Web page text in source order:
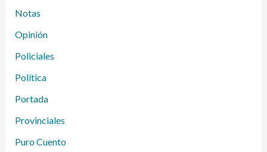
Notas
Opinión
Policiales
Política
Portada
Provinciales
Puro Cuento